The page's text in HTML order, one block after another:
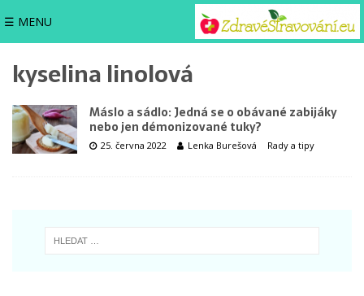
☰ MENU
kyselina linolová
Máslo a sádlo: Jedná se o obávané zabijáky
nebo jen démonizované tuky?
25. června 2022 Lenka Burešová Rady a tipy